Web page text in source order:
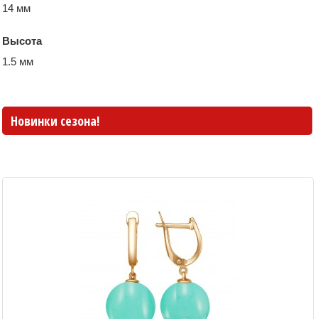
14 мм
Высота
1.5 мм
Новинки сезона!